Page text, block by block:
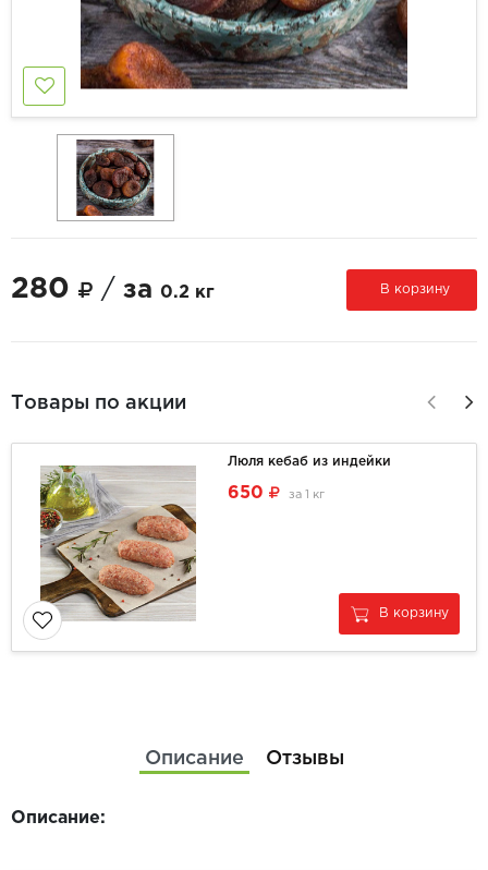
280 / за 0.2 кг В корзину
Товары по акции
Люля кебаб из индейки
650 за 1 кг
В корзину
Описание Отзывы
Описание: